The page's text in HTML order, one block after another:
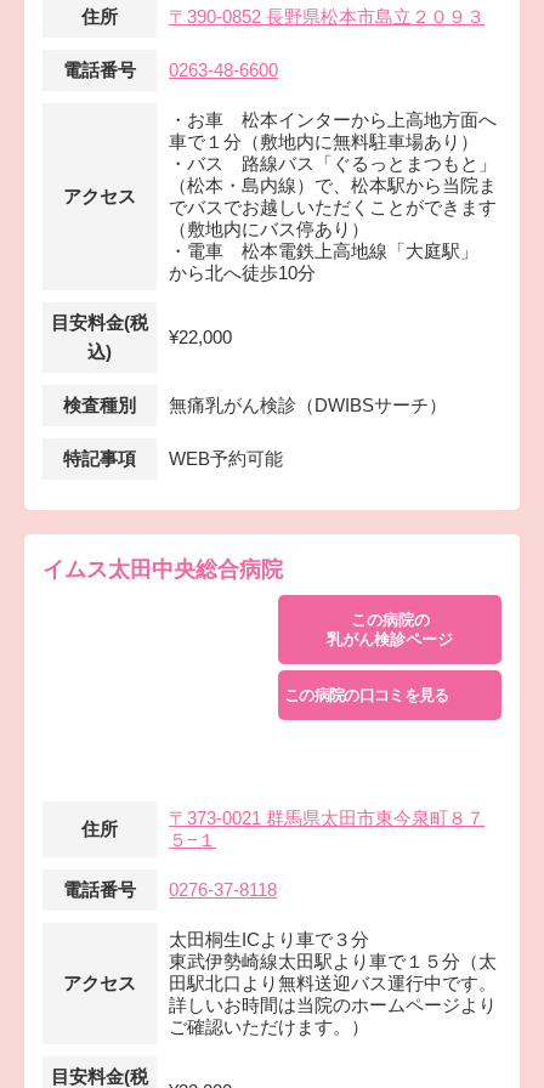
住所 〒390-0852 長野県松本市島立２０９３
電話番号 0263-48-6600
アクセス
・お車 松本インターから上高地方面へ
車で１分（敷地内に無料駐車場あり）
・バス 路線バス「ぐるっとまつもと」
（松本・島内線）で、松本駅から当院ま
でバスでお越しいただくことができます
（敷地内にバス停あり）
・電車 松本電鉄上高地線「大庭駅」
から北へ徒歩10分
目安料金(税
込)
¥22,000
検査種別 無痛乳がん検診（DWIBSサーチ）
特記事項 WEB予約可能
イムス太田中央総合病院
この病院の
乳がん検診ページ
この病院の口コミを見る
住所
〒373-0021 群馬県太田市東今泉町８７
５−１
電話番号 0276-37-8118
アクセス
太田桐生ICより車で３分
東武伊勢崎線太田駅より車で１５分（太
田駅北口より無料送迎バス運行中です。
詳しいお時間は当院のホームページより
ご確認いただけます。）
目安料金(税